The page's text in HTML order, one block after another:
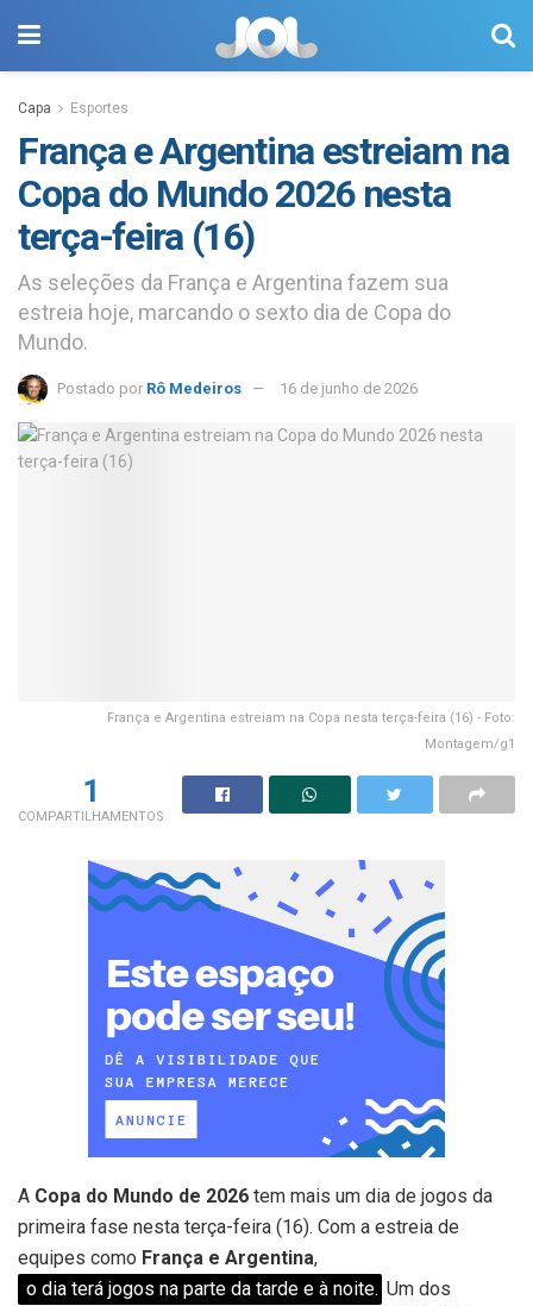
Capa Esportes
França e Argentina estreiam na
Copa do Mundo 2026 nesta
terça-feira (16)
As seleções da França e Argentina fazem sua
estreia hoje, marcando o sexto dia de Copa do
Mundo.
Postado por Rô Medeiros 16 de junho de 2026
França e Argentina estreiam na Copa nesta terça-feira (16) - Foto:
Montagem/g1
1
COMPARTILHAMENTOS
A Copa do Mundo de 2026 tem mais um dia de jogos da
primeira fase nesta terça-feira (16). Com a estreia de
equipes como França e Argentina,
o dia terá jogos na parte da tarde e à noite. Um dos